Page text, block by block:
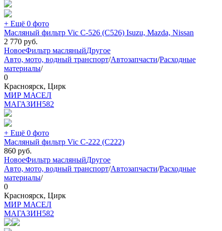
+ Ещё 0 фото
Масляный фильтр Vic C-526 (C526) Isuzu, Mazda, Nissan
2 770 руб.
НовоеФильтр масляныйДругое
Авто, мото, водный транспорт/Автозапчасти/Расходные
материалы/
0
Красноярск, Цирк
МИР МАСЕЛ
МАГАЗИН582
+ Ещё 0 фото
Масляный фильтр Vic C-222 (C222)
860 руб.
НовоеФильтр масляныйДругое
Авто, мото, водный транспорт/Автозапчасти/Расходные
материалы/
0
Красноярск, Цирк
МИР МАСЕЛ
МАГАЗИН582